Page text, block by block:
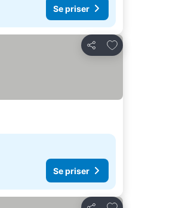
Se priser
Del
Legg til i favoritter
Se priser
Legg til i favoritter